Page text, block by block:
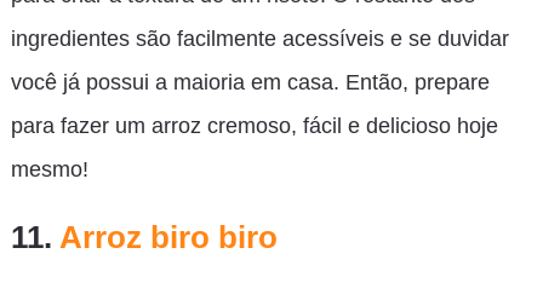
ingredientes são facilmente acessíveis e se duvidar
você já possui a maioria em casa. Então, prepare
para fazer um arroz cremoso, fácil e delicioso hoje
mesmo!
11. Arroz biro biro